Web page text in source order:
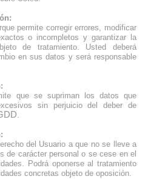
permite corregir errores, modificar
o incompletos y garantizar la
de tratamiento. Usted deberá
en sus datos y será responsable
que se supriman los datos que
sin perjuicio del deber de
.
del Usuario a que no se lleve a
de carácter personal o se cese en el
Podrá oponerse al tratamiento
concretas objeto de oposición.